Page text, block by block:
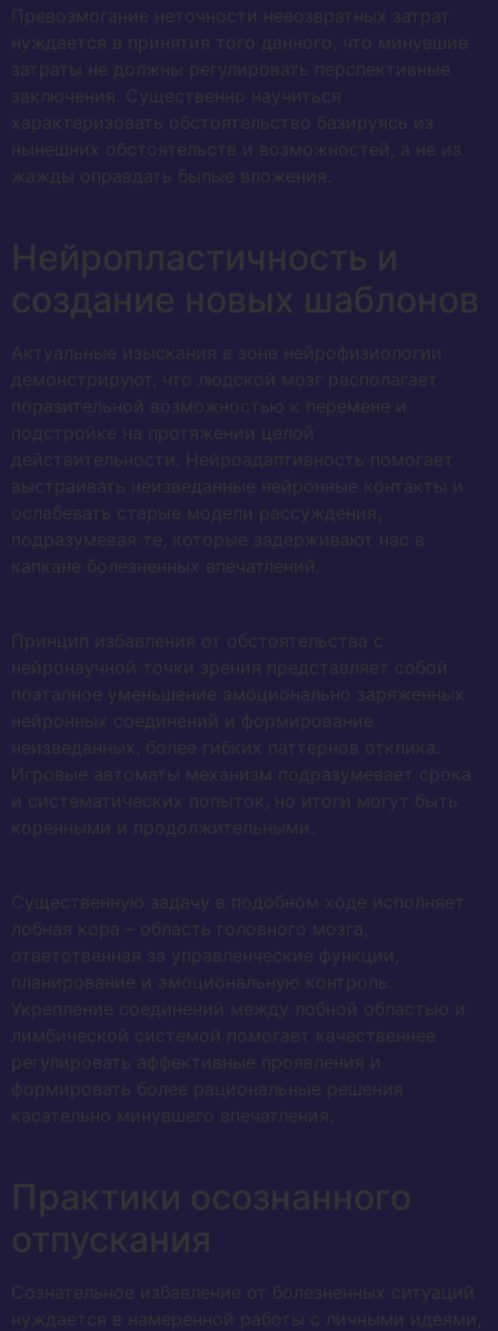
Превозмогание неточности невозвратных затрат
нуждается в принятия того данного, что минувшие
затраты не должны регулировать перспективные
заключения. Существенно научиться
характеризовать обстоятельство базируясь из
нынешних обстоятельств и возможностей, а не из
жажды оправдать былые вложения.
Нейропластичность и
создание новых шаблонов
Актуальные изыскания в зоне нейрофизиологии
демонстрируют, что людской мозг располагает
поразительной возможностью к перемене и
подстройке на протяжении целой
действительности. Нейроадаптивность помогает
выстраивать неизведанные нейронные контакты и
ослабевать старые модели рассуждения,
подразумевая те, которые задерживают нас в
капкане болезненных впечатлений.
Принцип избавления от обстоятельства с
нейронаучной точки зрения представляет собой
поэтапное уменьшение эмоционально заряженных
нейронных соединений и формирование
неизведанных, более гибких паттернов отклика.
Игровые автоматы механизм подразумевает срока
и систематических попыток, но итоги могут быть
коренными и продолжительными.
Существенную задачу в подобном ходе исполняет
лобная кора – область головного мозга,
ответственная за управленческие функции,
планирование и эмоциональную контроль.
Укрепление соединений между лобной областью и
лимбической системой помогает качественнее
регулировать аффективные проявления и
формировать более рациональные решения
касательно минувшего впечатления.
Практики осознанного
отпускания
Сознательное избавление от болезненных ситуаций
нуждается в намеренной работы с личными идеями,